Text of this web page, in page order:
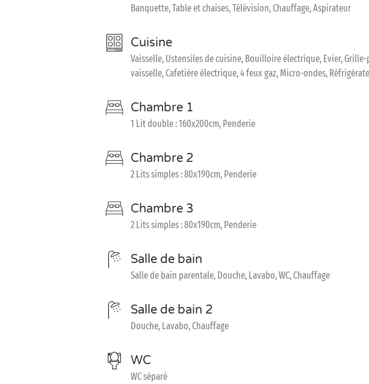
Banquette, Table et chaises, Télévision, Chauffage, Aspirateur
Cuisine
Vaisselle, Ustensiles de cuisine, Bouilloire électrique, Evier,
vaisselle, Cafetière électrique, 4 feux gaz, Micro-ondes,
Chambre 1
1 Lit double : 160x200cm, Penderie
Chambre 2
2 Lits simples : 80x190cm, Penderie
Chambre 3
2 Lits simples : 80x190cm, Penderie
Salle de bain
Salle de bain parentale, Douche, Lavabo, WC, Chauffage
Salle de bain 2
Douche, Lavabo, Chauffage
WC
WC séparé